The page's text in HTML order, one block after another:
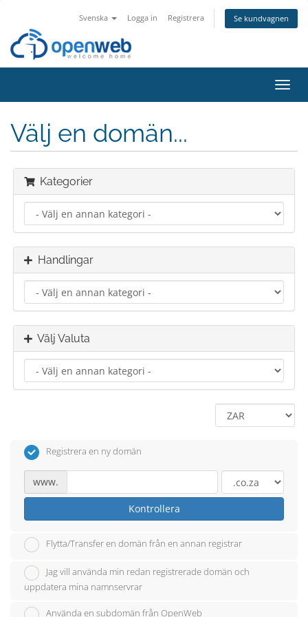
Svenska Logga in Registrera Se kundvagnen
Växla
Välj en domän...
Kategorier
Handlingar
Välj Valuta
Registrera en ny domän
www.
Kontrollera
Flytta/Transfer en domän från en annan registrar
Jag vill använda min redan registrerade domän och
uppdatera mina namnservrar
Använda en subdomän från OpenWeb